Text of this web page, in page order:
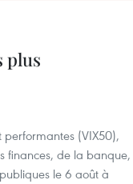
plus
performantes (VIX50),
finances, de la banque,
le 6 août à